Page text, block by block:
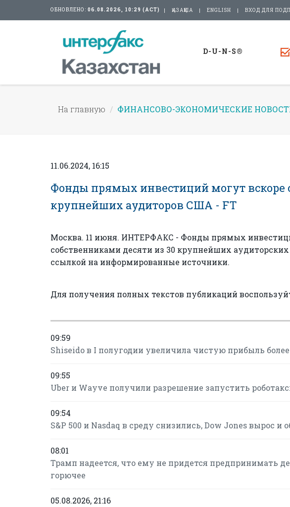
ОБНОВЛЕНО: 06.08.2026, 10:29 (АСТ) ҚАЗАҚША ENGLISH ВХОД ДЛЯ
D-U-N-S®
На главную ФИНАНСОВО-ЭКОНОМИЧЕСКИЕ
11.06.2024, 16:15
Фонды прямых инвестиций могут вскоре
крупнейших аудиторов США - FT
Москва. 11 июня. ИНТЕРФАКС - Фонды прямых
собственниками десяти из 30 крупнейших
ссылкой на информированные источники.
Для получения полных текстов публикаций
09:59
Shiseido в I полугодии увеличила чистую прибыль
09:55
Uber и Wayve получили разрешение запустить
09:54
S&P 500 и Nasdaq в среду снизились, Dow Jones вырос и
08:01
Трамп надеется, что ему не придется предпринимать
горючее
05.08.2026, 21:16